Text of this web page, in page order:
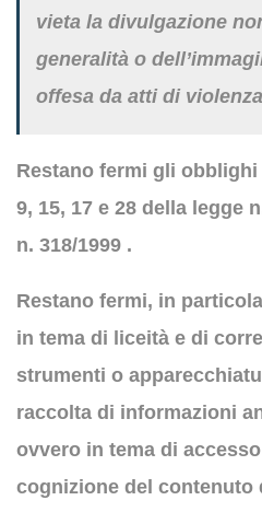
vieta la divulgazione
generalità o
offesa da atti di
Restano fermi gli
9, 15, 17 e 28 della legge
n. 318/1999 .
Restano fermi, in
in tema di liceità e di
strumenti o
raccolta di informazioni
ovvero in tema di
cognizione del contenuto